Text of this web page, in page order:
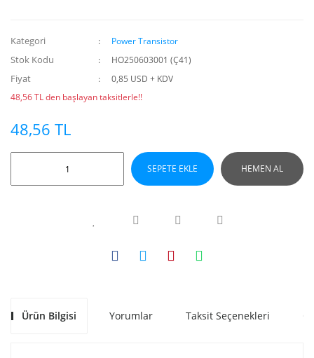
Kategori Power Transistor
Stok Kodu HO250603001 (Ç41)
Fiyat
0,85 USD + KDV
48,56 TL den başlayan taksitlerle!!
48,56 TL
SEPETE EKLE HEMEN AL
Ürün Bilgisi Yorumlar Taksit Seçenekleri